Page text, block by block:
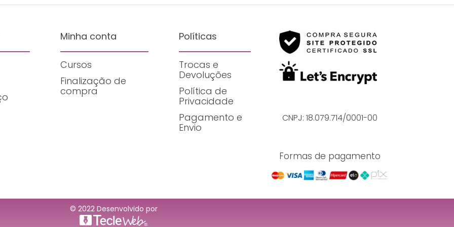
Minha conta
Cursos
Finalização de
compra
Políticas
Trocas e
Devoluções
Política de
Privacidade
Pagamento e
Envio
CNPJ: 18.079.714/0001-00
Formas de pagamento
© 2022 Desenvolvido por